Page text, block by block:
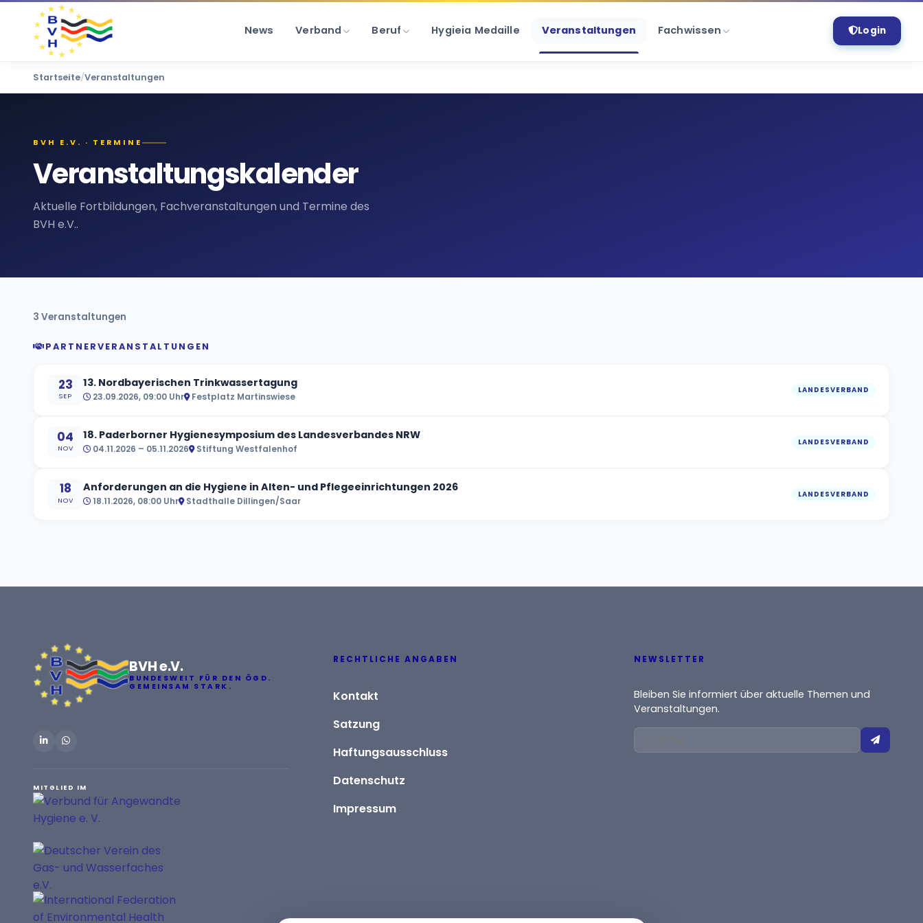
News Verband Beruf Hygieia Medaille Veranstaltungen Fachwissen Login
Startseite/Veranstaltungen
BVH E.V. · TERMINE
Veranstaltungskalender
Aktuelle Fortbildungen, Fachveranstaltungen und Termine des
BVH e.V..
3 Veranstaltungen
PARTNERVERANSTALTUNGEN
23
SEP
13. Nordbayerischen Trinkwassertagung
23.09.2026, 09:00 Uhr Festplatz Martinswiese
LANDESVERBAND
04
NOV
18. Paderborner Hygienesymposium des Landesverbandes NRW
04.11.2026 – 05.11.2026 Stiftung Westfalenhof
LANDESVERBAND
18
NOV
Anforderungen an die Hygiene in Alten- und Pflegeeinrichtungen 2026
18.11.2026, 08:00 Uhr Stadthalle Dillingen/Saar
LANDESVERBAND
BVH e.V.
BUNDESWEIT FÜR DEN ÖGD.
GEMEINSAM STARK.
MITGLIED IM
RECHTLICHE ANGABEN
Kontakt
Satzung
Haftungsausschluss
Datenschutz
Impressum
NEWSLETTER
Bleiben Sie informiert über aktuelle Themen und
Veranstaltungen.